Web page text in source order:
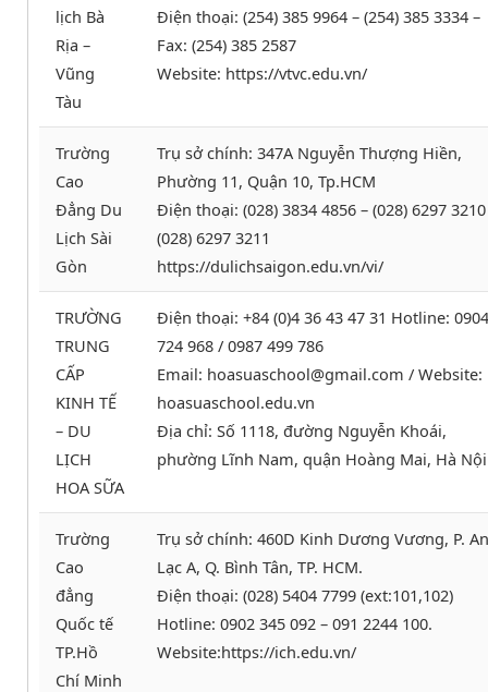
lịch Bà
Rịa –
Vũng
Tàu
Điện thoại: (254) 385 9964 – (254) 385 3334 –
Fax: (254) 385 2587
Website: https://vtvc.edu.vn/
Trường
Cao
Đẳng Du
Lịch Sài
Gòn
Trụ sở chính: 347A Nguyễn Thượng Hiền,
Phường 11, Quận 10, Tp.HCM
Điện thoại: (028) 3834 4856 – (028) 6297
(028) 6297 3211
https://dulichsaigon.edu.vn/vi/
TRƯỜNG
TRUNG
CẤP
KINH TẾ
– DU
LỊCH
HOA SỮA
Điện thoại: +84 (0)4 36 43 47 31 Hotline: 0904
724 968 / 0987 499 786
Email: hoasuaschool@gmail.com / Website:
hoasuaschool.edu.vn
Địa chỉ: Số 1118, đường Nguyễn Khoái,
phường Lĩnh Nam, quận Hoàng Mai, Hà Nội
Trường
Cao
đẳng
Quốc tế
TP.Hồ
Chí Minh
Trụ sở chính: 460D Kinh Dương Vương, P. An
Lạc A, Q. Bình Tân, TP. HCM.
Điện thoại: (028) 5404 7799 (ext:101,102)
Hotline: 0902 345 092 – 091 2244 100.
Website:https://ich.edu.vn/